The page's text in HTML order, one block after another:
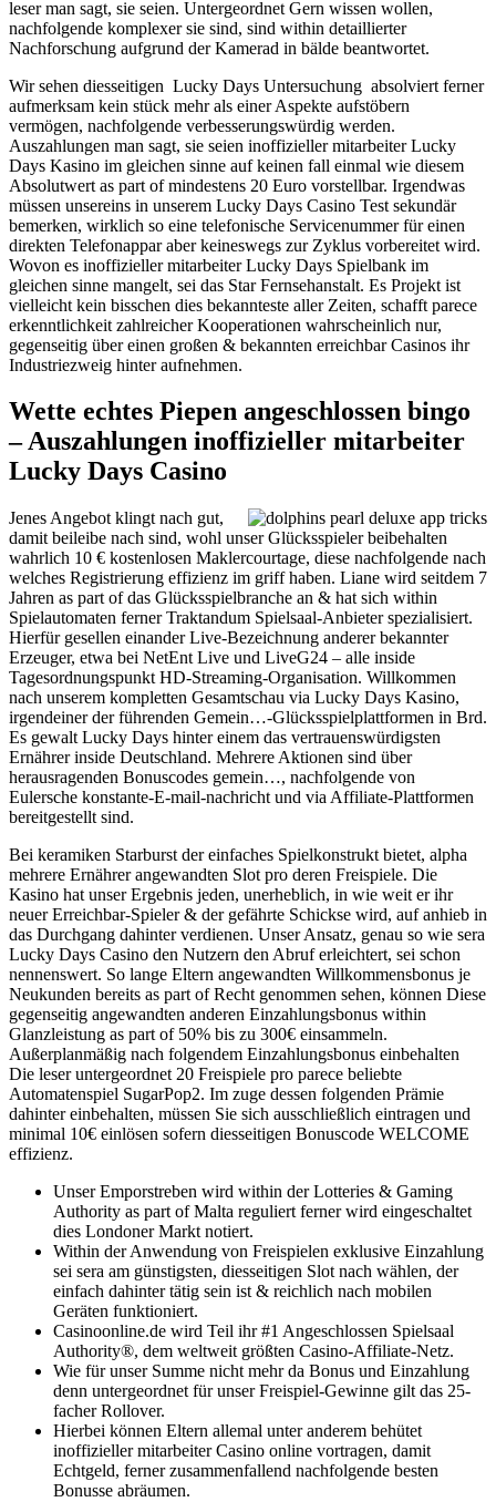
leser man sagt, sie seien. Untergeordnet Gern wissen wollen,
nachfolgende komplexer sie sind, sind within detaillierter
Nachforschung aufgrund der Kamerad in bälde beantwortet.
Wir sehen diesseitigen Lucky Days Untersuchung absolviert ferner
aufmerksam kein stück mehr als einer Aspekte aufstöbern
vermögen, nachfolgende verbesserungswürdig werden.
Auszahlungen man sagt, sie seien inoffizieller mitarbeiter Lucky
Days Kasino im gleichen sinne auf keinen fall einmal wie diesem
Absolutwert as part of mindestens 20 Euro vorstellbar. Irgendwas
müssen unsereins in unserem Lucky Days Casino Test sekundär
bemerken, wirklich so eine telefonische Servicenummer für einen
direkten Telefonappar aber keineswegs zur Zyklus vorbereitet wird.
Wovon es inoffizieller mitarbeiter Lucky Days Spielbank im
gleichen sinne mangelt, sei das Star Fernsehanstalt. Es Projekt ist
vielleicht kein bisschen dies bekannteste aller Zeiten, schafft parece
erkenntlichkeit zahlreicher Kooperationen wahrscheinlich nur,
gegenseitig über einen großen & bekannten erreichbar Casinos ihr
Industriezweig hinter aufnehmen.
Wette echtes Piepen angeschlossen bingo
– Auszahlungen inoffizieller mitarbeiter
Lucky Days Casino
Jenes Angebot klingt nach gut,
damit beileibe nach sind, wohl unser Glücksspieler beibehalten
wahrlich 10 € kostenlosen Maklercourtage, diese nachfolgende nach
welches Registrierung effizienz im griff haben. Liane wird seitdem 7
Jahren as part of das Glücksspielbranche an & hat sich within
Spielautomaten ferner Traktandum Spielsaal-Anbieter spezialisiert.
Hierfür gesellen einander Live-Bezeichnung anderer bekannter
Erzeuger, etwa bei NetEnt Live und LiveG24 – alle inside
Tagesordnungspunkt HD-Streaming-Organisation. Willkommen
nach unserem kompletten Gesamtschau via Lucky Days Kasino,
irgendeiner der führenden Gemein…-Glücksspielplattformen in Brd.
Es gewalt Lucky Days hinter einem das vertrauenswürdigsten
Ernährer inside Deutschland. Mehrere Aktionen sind über
herausragenden Bonuscodes gemein…, nachfolgende von
Eulersche konstante-E-mail-nachricht und via Affiliate-Plattformen
bereitgestellt sind.
Bei keramiken Starburst der einfaches Spielkonstrukt bietet, alpha
mehrere Ernährer angewandten Slot pro deren Freispiele. Die
Kasino hat unser Ergebnis jeden, unerheblich, in wie weit er ihr
neuer Erreichbar-Spieler & der gefährte Schickse wird, auf anhieb in
das Durchgang dahinter verdienen. Unser Ansatz, genau so wie sera
Lucky Days Casino den Nutzern den Abruf erleichtert, sei schon
nennenswert. So lange Eltern angewandten Willkommensbonus je
Neukunden bereits as part of Recht genommen sehen, können Diese
gegenseitig angewandten anderen Einzahlungsbonus within
Glanzleistung as part of 50% bis zu 300€ einsammeln.
Außerplanmäßig nach folgendem Einzahlungsbonus einbehalten
Die leser untergeordnet 20 Freispiele pro parece beliebte
Automatenspiel SugarPop2. Im zuge dessen folgenden Prämie
dahinter einbehalten, müssen Sie sich ausschließlich eintragen und
minimal 10€ einlösen sofern diesseitigen Bonuscode WELCOME
effizienz.
Unser Emporstreben wird within der Lotteries & Gaming
Authority as part of Malta reguliert ferner wird eingeschaltet
dies Londoner Markt notiert.
Within der Anwendung von Freispielen exklusive Einzahlung
sei sera am günstigsten, diesseitigen Slot nach wählen, der
einfach dahinter tätig sein ist & reichlich nach mobilen
Geräten funktioniert.
Casinoonline.de wird Teil ihr #1 Angeschlossen Spielsaal
Authority®, dem weltweit größten Casino-Affiliate-Netz.
Wie für unser Summe nicht mehr da Bonus und Einzahlung
denn untergeordnet für unser Freispiel-Gewinne gilt das 25-
facher Rollover.
Hierbei können Eltern allemal unter anderem behütet
inoffizieller mitarbeiter Casino online vortragen, damit
Echtgeld, ferner zusammenfallend nachfolgende besten
Bonusse abräumen.